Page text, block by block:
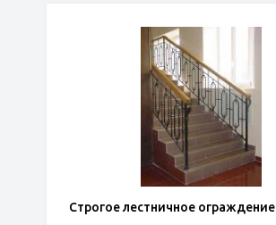
Строгое лестничное ограждение